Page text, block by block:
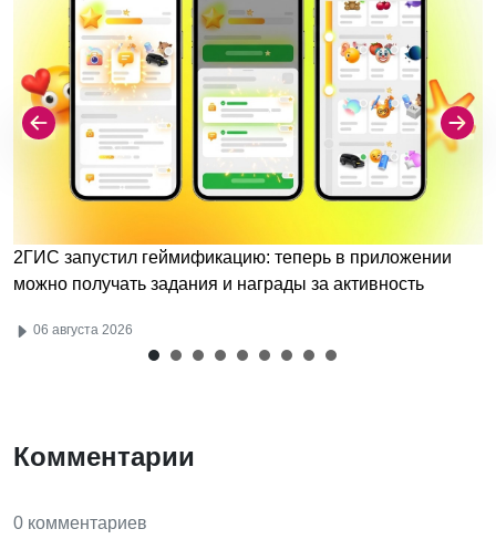
2ГИС запустил геймификацию: теперь в приложении
можно получать задания и награды за активность
06 августа 2026
Комментарии
0 комментариев